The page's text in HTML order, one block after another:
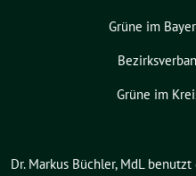
Grüne im
Grüne im
Dr. Markus Büchler, MdL benutzt